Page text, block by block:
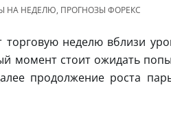
НА НЕДЕЛЮ, ПРОГНОЗЫ ФОРЕКС
торговую неделю вблизи
момент стоит ожидать
продолжение роста